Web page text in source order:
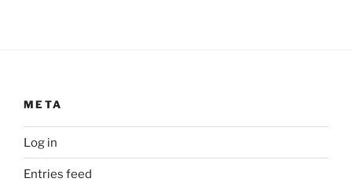
META
Log in
Entries feed